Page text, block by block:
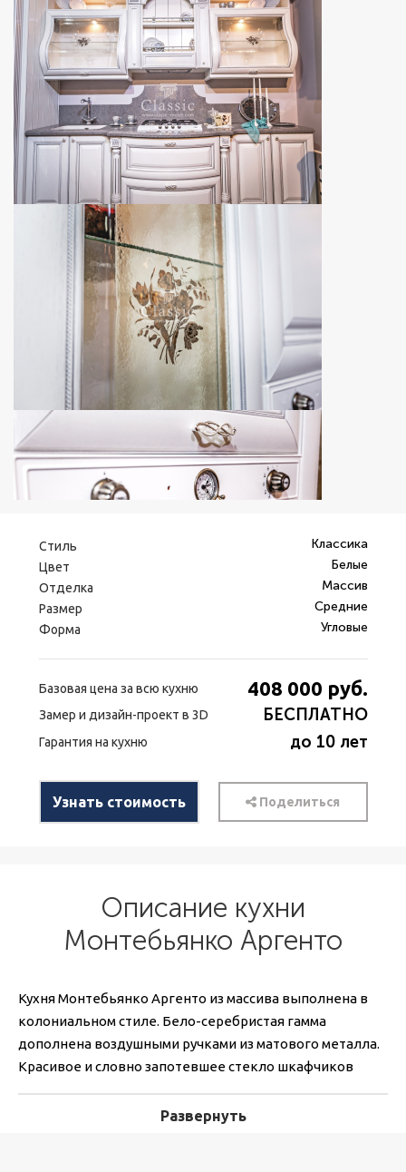
Описание кухни
Монтeбьянко Аргенто
Кухня Монтебьянко Аргенто из массива выполнена в
колониальном стиле. Бело-серебристая гамма
дополнена воздушными ручками из матового металла.
Красивое и словно запотевшее стекло шкафчиков
цветочными виньетками. Ни один миллиметр
Развернуть
Стиль Классика
Цвет Белые
Отделка Массив
Размер Средние
Форма Угловые
Базовая цена за всю кухню 408 000 руб.
Замер и дизайн-проект в 3D БЕСПЛАТНО
Гарантия на кухню до 10 лет
Узнать стоимость Поделиться